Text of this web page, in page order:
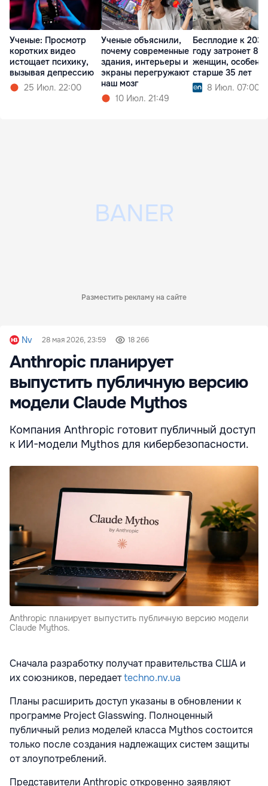
Ученые: Просмотр
коротких видео
истощает психику,
вызывая депрессию
25 Июл. 22:00
Ученые объяснили,
почему современные
здания, интерьеры и
экраны перегружают
наш мозг
10 Июл. 21:49
Бесплодие к 2036
году затронет 80
женщин,
старше 35 лет
8 Июл. 07:00
Разместить рекламу на сайте
Nv 28 мая 2026, 23:59 18 266
Anthropic планирует
выпустить публичную версию
модели Claude Mythos
Компания Anthropic готовит публичный доступ
к ИИ-модели Mythos для кибербезопасности.
Anthropic планирует выпустить публичную версию модели
Claude Mythos.
Сначала разработку получат правительства США и
их союзников, передаетtechno.nv.ua
Планы расширить доступ указаны в обновлении к
программе Project Glasswing. Полноценный
публичный релиз моделей класса Mythos состоится
только после создания надлежащих систем защиты
от злоупотреблений.
Представители Anthropic откровенно заявляют